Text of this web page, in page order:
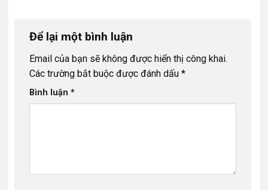
Để lại một bình luận
Email của bạn sẽ không được hiển thị công khai.
Các trường bắt buộc được đánh dấu *
Bình luận *